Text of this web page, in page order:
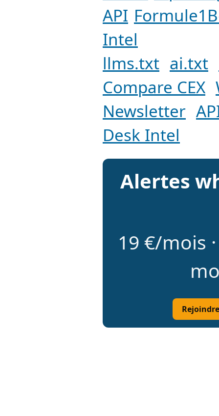
API
Intel
llms.txt ai.txt
Compare CEX
Newsletter
Desk Intel
Alertes
19 €/mois